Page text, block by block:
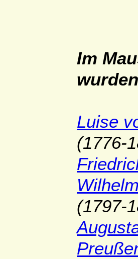
Im
Luise
(1776-
(1797-